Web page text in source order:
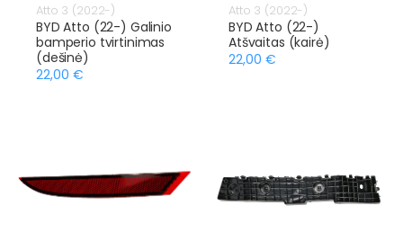
Atto 3 (2022-)
BYD Atto (22-) Galinio
bamperio tvirtinimas
(dešinė)
22,00 €
Atto 3 (2022-)
BYD Atto (22-)
Atšvaitas (kairė)
22,00 €